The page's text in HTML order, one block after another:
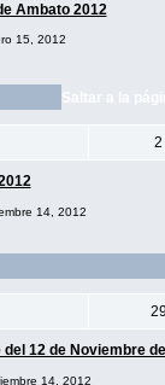
Ambato 2012
15, 2012
Saltar a la
2
14, 2012
12 de Noviembre
14, 2012